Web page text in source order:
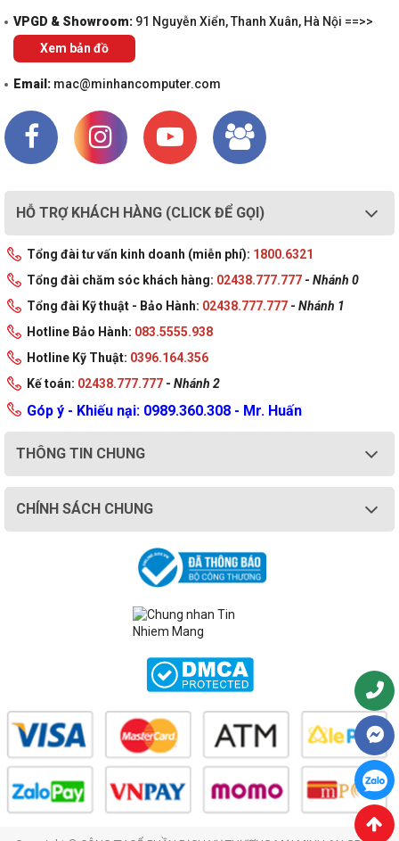
VPGD & Showroom: 91 Nguyễn Xiển, Thanh Xuân, Hà Nội ==>>
Xem bản đồ
Email: mac@minhancomputer.com
HỖ TRỢ KHÁCH HÀNG (CLICK ĐỂ GỌI)
Tổng đài tư vấn kinh doanh (miễn phí): 1800.6321
Tổng đài chăm sóc khách hàng: 02438.777.777 - Nhánh 0
Tổng đài Kỹ thuật - Bảo Hành: 02438.777.777 - Nhánh 1
Hotline Bảo Hành: 083.5555.938
Hotline Kỹ Thuật: 0396.164.356
Kế toán: 02438.777.777 - Nhánh 2
Góp ý - Khiếu nại: 0989.360.308 - Mr. Huấn
THÔNG TIN CHUNG
CHÍNH SÁCH CHUNG